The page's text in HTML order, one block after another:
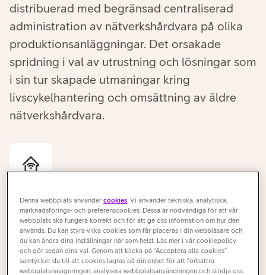
distribuerad med begränsad centraliserad
administration av nätverkshårdvara på olika
produktionsanläggningar. Det orsakade
spridning i val av utrustning och lösningar som
i sin tur skapade utmaningar kring
livscykelhantering och omsättning av äldre
nätverkshårdvara.
Förbättrad livscykelhantering
Centraliserad administration förbättrar möjligheterna att
planera byte av gammal nätverkshårdvara.
Denna webbplats användercookies . Vi använder tekniska, analytiska,
marknadsförings- och preferenscookies. Dessa är nödvändiga för att vår
webbplats ska fungera korrekt och för att ge oss information om hur den
används. Du kan styra vilka cookies som får placeras i din webbläsare och
du kan ändra dina inställningar när som helst. Läs mer i vår cookiepolicy
och gör sedan dina val. Genom att klicka på “Acceptera alla cookies”
samtycker du till att cookies lagras på din enhet för att förbättra
webbplatsnavigeringen, analysera webbplatsanvändningen och stödja oss